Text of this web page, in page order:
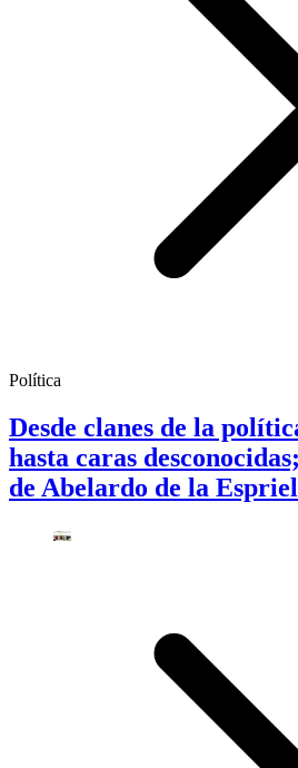
Política
Desde clanes de la
hasta caras
de Abelardo de la